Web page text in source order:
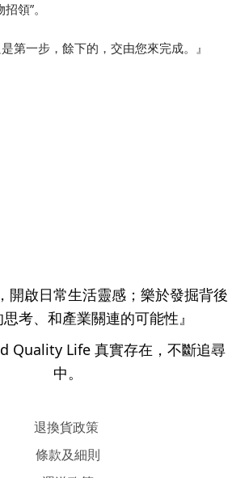
領”。
第一步，餘下的，交由您來完成。』
開啟日常生活靈感；樂於發掘背後
考、和產業關連的可能性』
Quality Life 真實存在，不斷追尋
中。
退換貨政策
條款及細則